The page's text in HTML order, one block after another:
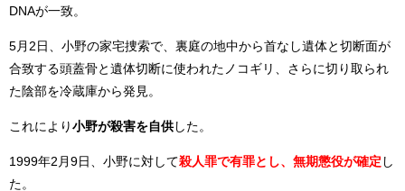
DNAが一致。
5月2日、小野の家宅捜索で、裏庭の地中から首なし遺体と切断面が
合致する頭蓋骨と遺体切断に使われたノコギリ、さらに切り取られ
た陰部を冷蔵庫から発見。
これにより 小野が殺害を自供した。
1999年2月9日、小野に対して殺人罪で有罪とし、無期懲役が確定 し
た。